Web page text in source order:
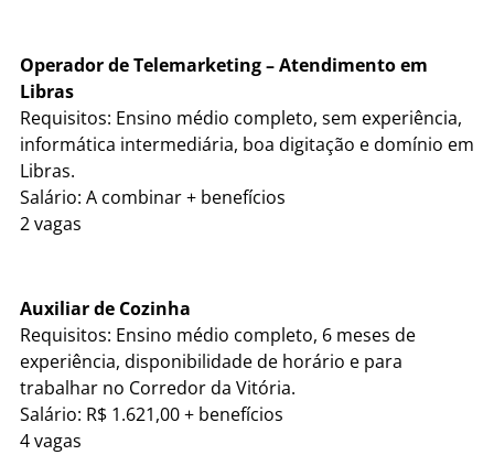
Operador de Telemarketing – Atendimento em
Libras
Requisitos: Ensino médio completo, sem experiência,
informática intermediária, boa digitação e domínio em
Libras.
Salário: A combinar + benefícios
2 vagas
Auxiliar de Cozinha
Requisitos: Ensino médio completo, 6 meses de
experiência, disponibilidade de horário e para
trabalhar no Corredor da Vitória.
Salário: R$ 1.621,00 + benefícios
4 vagas